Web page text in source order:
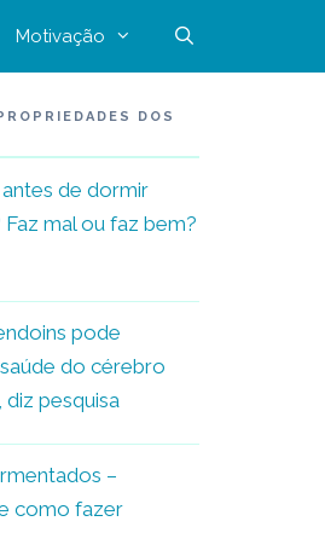
Motivação
DOS
de dormir
mal ou faz bem?
pode
do cérebro
pesquisa
–
como fazer